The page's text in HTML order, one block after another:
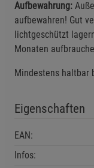
Aufbewahrung:
aufbewahren! Gut
lichtgeschützt
Monaten
Mindestens haltbar
Eigenschaften
EAN:
Infos: